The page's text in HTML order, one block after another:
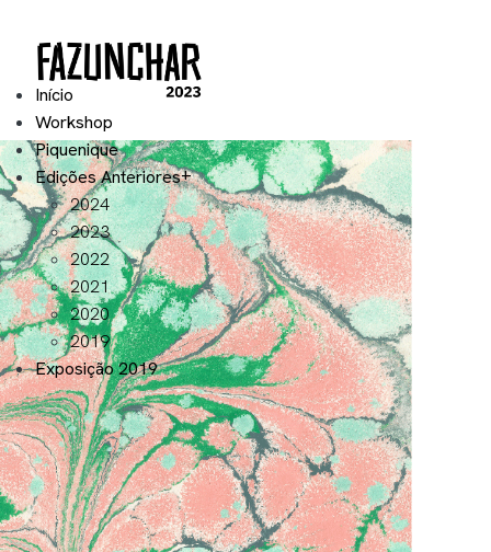
Início
Workshop
Piquenique
Edições Anteriores
2024
2023
2022
2021
2020
2019
Exposição 2019